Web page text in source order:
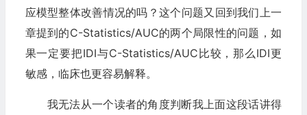
应模型整体改善情况的吗？这个问题又回到我们上一
章提到的C-Statistics/AUC的两个局限性的问题，如
果一定要把IDI与C-Statistics/AUC比较，那么IDI更
敏感，临床也更容易解释。
我无法从一个读者的角度判断我上面这段话讲得